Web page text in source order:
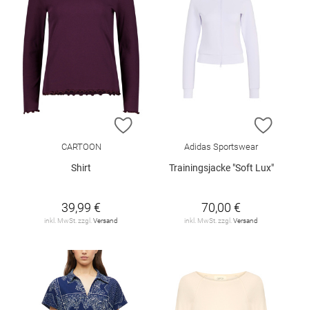
ZUR WUNSCHLISTE HINZUFÜGEN
CARTOON
Shirt
39,99 €
inkl. MwSt. zzgl. Versand
ZUR
Adidas Sportswear
Trainingsjacke "Soft Lux"
70,00 €
inkl. MwSt. zzgl. Versand